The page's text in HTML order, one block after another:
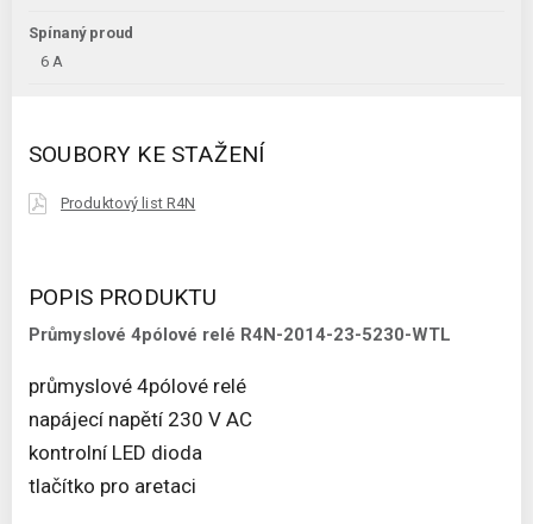
Spínaný proud
6 A
SOUBORY KE STAŽENÍ
Produktový list R4N
POPIS PRODUKTU
Průmyslové 4pólové relé R4N-2014-23-5230-WTL
průmyslové 4pólové relé
napájecí napětí 230 V AC
kontrolní LED dioda
tlačítko pro aretaci